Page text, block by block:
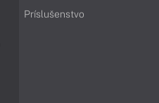
Príslušenstvo